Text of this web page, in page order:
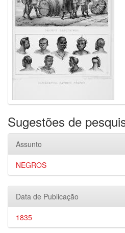
Sugestões de
Assunto
NEGROS
Data de Publicação
1835